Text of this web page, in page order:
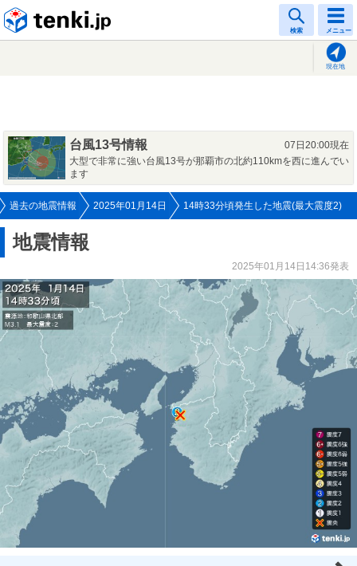
検索 メニュー
現在地
台風13号情報
07日20:00現在
大型で非常に強い台風13号が那覇市の北約110kmを西に進んでい
ます
過去の地震情報 2025年01月14日 14時33分頃発生した地震(最大震度2)
地震情報
2025年01月14日14:36発表